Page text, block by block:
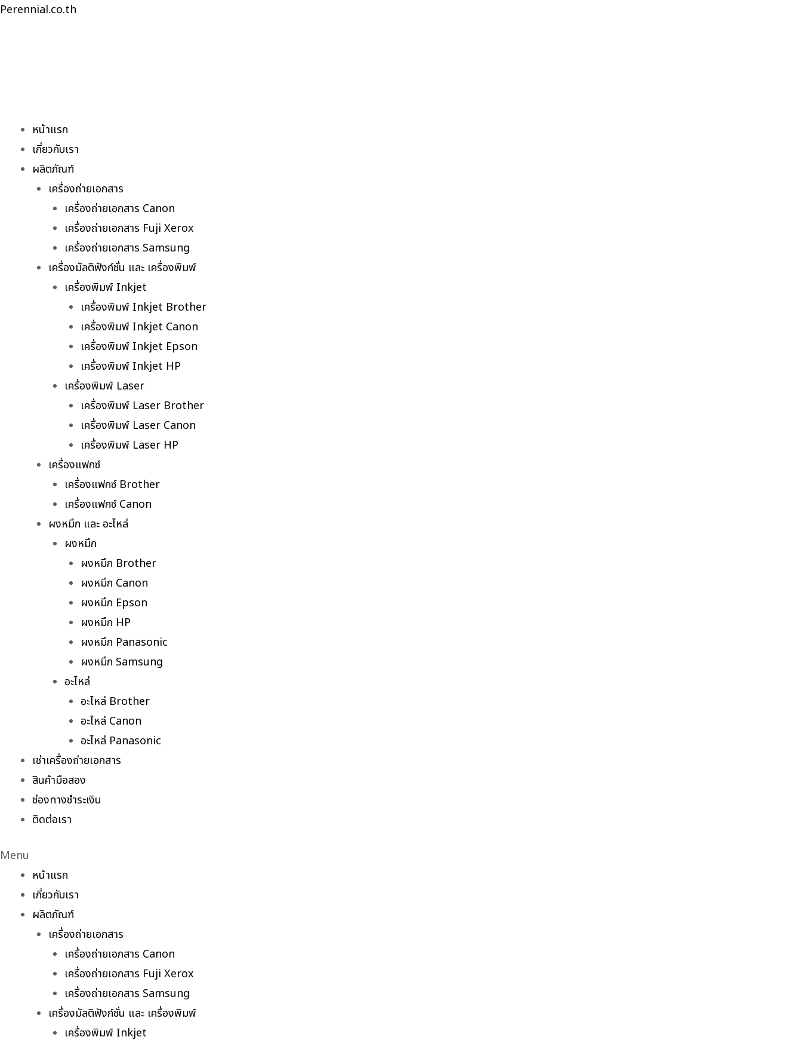
Skip
Perennial.co.th
หน้าแรก
เกี่ยวกับเรา
ผลิตภัณฑ์
เครื่องถ่ายเอกสาร
เครื่องถ่ายเอกสาร Canon
เครื่องถ่ายเอกสาร Fuji Xerox
เครื่องถ่ายเอกสาร Samsung
เครื่องมัลติฟังก์ชั่น และ เครื่องพิมพ์
เครื่องพิมพ์ Inkjet
เครื่องพิมพ์ Inkjet Brother
เครื่องพิมพ์ Inkjet Canon
เครื่องพิมพ์ Inkjet Epson
เครื่องพิมพ์ Inkjet HP
เครื่องพิมพ์ Laser
เครื่องพิมพ์ Laser Brother
เครื่องพิมพ์ Laser Canon
เครื่องพิมพ์ Laser HP
เครื่องแฟกซ์
เครื่องแฟกซ์ Brother
เครื่องแฟกซ์ Canon
ผงหมึก และ อะไหล่
ผงหมึก
ผงหมึก Brother
ผงหมึก Canon
ผงหมึก Epson
ผงหมึก HP
ผงหมึก Panasonic
ผงหมึก Samsung
อะไหล่
อะไหล่ Brother
อะไหล่ Canon
อะไหล่ Panasonic
เช่าเครื่องถ่ายเอกสาร
สินค้ามือสอง
ช่องทางชำระเงิน
ติดต่อเรา
Menu
หน้าแรก
เกี่ยวกับเรา
ผลิตภัณฑ์
เครื่องถ่ายเอกสาร
เครื่องถ่ายเอกสาร Canon
เครื่องถ่ายเอกสาร Fuji Xerox
เครื่องถ่ายเอกสาร Samsung
เครื่องมัลติฟังก์ชั่น และ เครื่องพิมพ์
เครื่องพิมพ์ Inkjet